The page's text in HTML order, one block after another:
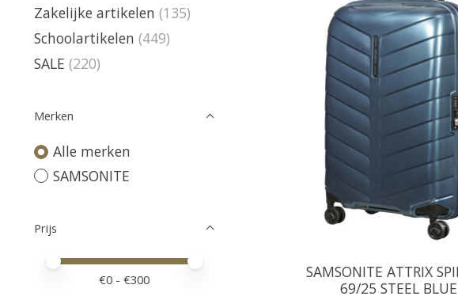
Zakelijke artikelen (135)
Schoolartikelen (449)
SALE (220)
Merken
Alle merken
SAMSONITE
Prijs
Minimale prijswaarde
Price maximum value
€0 - €300
SAMSONITE ATTRIX
69/25 STEEL BLUE